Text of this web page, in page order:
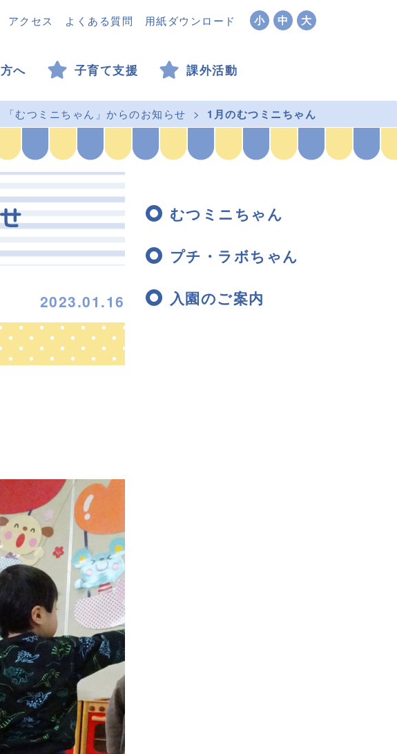
小 中 大
アクセス よくある質問 用紙ダウンロード
へ 子育て支援 課外活動
「むつミニちゃん」からのお知らせ 1月のむつミニちゃん
2023.01.16
むつミニちゃん
プチ・ラボちゃん
入園のご案内